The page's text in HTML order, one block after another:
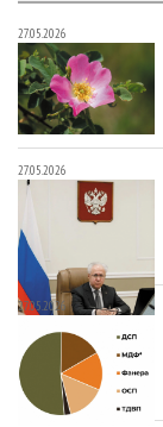
27.05.2026
27.05.2026
27.05.2026